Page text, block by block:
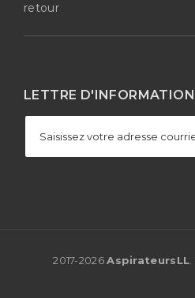
retour
LETTRE
2017-2026 AspirateursLL